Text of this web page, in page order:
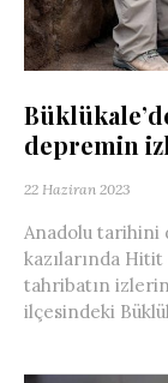
depremin
22 Haziran 2023
Anadolu tarihini
kazılarında
tahribatın
ilçesindeki